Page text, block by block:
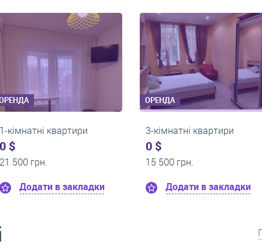
ОРЕНДА
1-кімнатні квартири
9 000 грн.
Додати в закладки
ОРЕНДА
1-кімнатні квартири
17 800 грн.
Додати в